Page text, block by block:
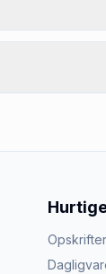
Opskrifter